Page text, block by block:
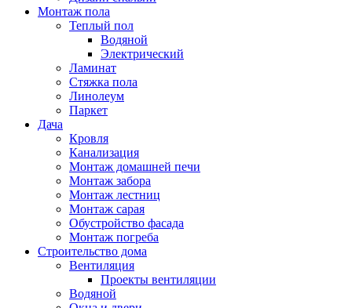
Монтаж пола
Теплый пол
Водяной
Электрический
Ламинат
Стяжка пола
Линолеум
Паркет
Дача
Кровля
Канализация
Монтаж домашней печи
Монтаж забора
Монтаж лестниц
Монтаж сарая
Обустройство фасада
Монтаж погреба
Строительство дома
Вентиляция
Проекты вентиляции
Водяной